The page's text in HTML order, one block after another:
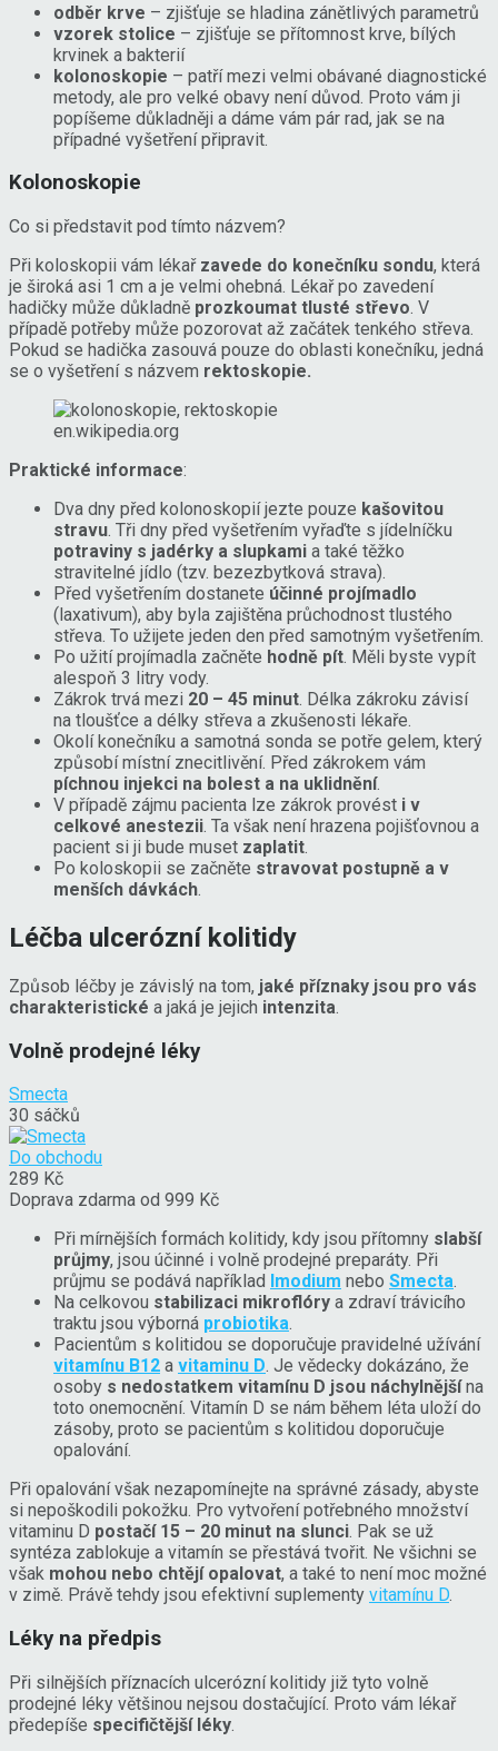
odběr krve – zjišťuje se hladina zánětlivých parametrů
vzorek stolice – zjišťuje se přítomnost krve, bílých
krvinek a bakterií
kolonoskopie – patří mezi velmi obávané diagnostické
metody, ale pro velké obavy není důvod. Proto vám ji
popíšeme důkladněji a dáme vám pár rad, jak se na
případné vyšetření připravit.
Kolonoskopie
Co si představit pod tímto názvem?
Při koloskopii vám lékař zavede do konečníku sondu, která
je široká asi 1 cm a je velmi ohebná. Lékař po zavedení
hadičky může důkladně prozkoumat tlusté střevo. V
případě potřeby může pozorovat až začátek tenkého střeva.
Pokud se hadička zasouvá pouze do oblasti konečníku, jedná
se o vyšetření s názvem rektoskopie.
en.wikipedia.org
Praktické informace:
Dva dny před kolonoskopií jezte pouze kašovitou
stravu. Tři dny před vyšetřením vyřaďte s jídelníčku
potraviny s jadérky a slupkami a také těžko
stravitelné jídlo (tzv. bezezbytková strava).
Před vyšetřením dostanete účinné projímadlo
(laxativum), aby byla zajištěna průchodnost tlustého
střeva. To užijete jeden den před samotným vyšetřením.
Po užití projímadla začněte hodně pít. Měli byste vypít
alespoň 3 litry vody.
Zákrok trvá mezi 20 – 45 minut. Délka zákroku závisí
na tloušťce a délky střeva a zkušenosti lékaře.
Okolí konečníku a samotná sonda se potře gelem, který
způsobí místní znecitlivění. Před zákrokem vám
píchnou injekci na bolest a na uklidnění.
V případě zájmu pacienta lze zákrok provést i v
celkové anestezii. Ta však není hrazena pojišťovnou a
pacient si ji bude muset zaplatit.
Po koloskopii se začněte stravovat postupně a v
menších dávkách.
Léčba ulcerózní kolitidy
Způsob léčby je závislý na tom, jaké příznaky jsou pro vás
charakteristické a jaká je jejich intenzita.
Volně prodejné léky
Smecta
30 sáčků
Do obchodu
289 Kč
Doprava zdarma od 999 Kč
Při mírnějších formách kolitidy, kdy jsou přítomny slabší
průjmy, jsou účinné i volně prodejné preparáty. Při
průjmu se podává například Imodium nebo Smecta.
Na celkovou stabilizaci mikroflóry a zdraví trávicího
traktu jsou výborná probiotika.
Pacientům s kolitidou se doporučuje pravidelné užívání
vitamínu B12 a vitaminu D. Je vědecky dokázáno, že
osoby s nedostatkem vitamínu D jsou náchylnějšína
toto onemocnění. Vitamín D se nám během léta uloží do
zásoby, proto se pacientům s kolitidou doporučuje
opalování.
Při opalování však nezapomínejte na správné zásady, abyste
si nepoškodili pokožku. Pro vytvoření potřebného množství
vitaminu D postačí 15 – 20 minut na slunci. Pak se už
syntéza zablokuje a vitamín se přestává tvořit. Ne všichni se
však mohou nebo chtějí opalovat, a také to není moc možné
v zimě. Právě tehdy jsou efektivní suplementy vitamínu D.
Léky na předpis
Při silnějších příznacích ulcerózní kolitidy již tyto volně
prodejné léky většinou nejsou dostačující. Proto vám lékař
předepíše specifičtější léky